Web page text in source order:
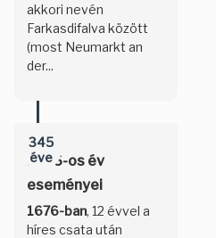
akkori nevén
Farkasdifalva között
(most Neumarkt an
der...
345
éve
1676-os év
eseményei
1676-ban, 12 évvel a
híres csata után